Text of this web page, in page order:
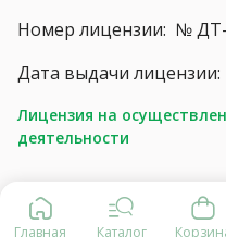
Номер лицензии: № ДТ-
Дата выдачи лицензии:
Лицензия на
деятельности
Главная Каталог